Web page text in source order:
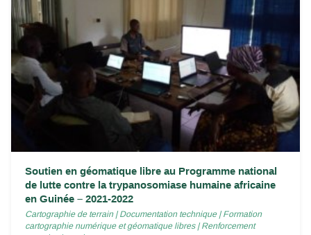
Soutien en géomatique libre au Programme national
de lutte contre la trypanosomiase humaine africaine
en Guinée – 2021-2022
Cartographie de terrain|Documentation technique|Formation
cartographie numérique et géomatique libres|Renforcement